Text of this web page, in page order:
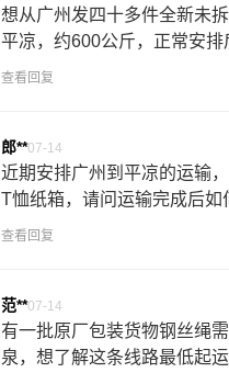
想从广州发四十多件全新未
平凉，约600公斤，正常安排
查看回复
郎**07-14
近期安排广州到平凉的运输
T恤纸箱，请问运输完成后如
查看回复
范**07-14
有一批原厂包装货物钢丝绳
泉，想了解这条线路最低起